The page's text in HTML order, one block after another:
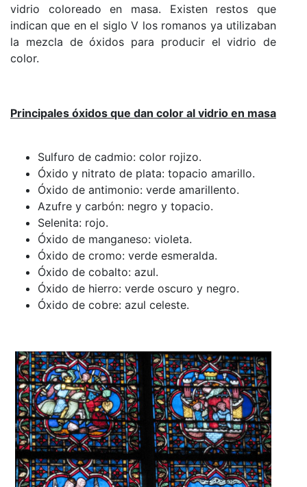
vidrio coloreado en masa. Existen restos que
indican que en el siglo V los romanos ya utilizaban
la mezcla de óxidos para producir el vidrio de
color.
Principales óxidos que dan color al vidrio en masa
Sulfuro de cadmio: color rojizo.
Óxido y nitrato de plata: topacio amarillo.
Óxido de antimonio: verde amarillento.
Azufre y carbón: negro y topacio.
Selenita: rojo.
Óxido de manganeso: violeta.
Óxido de cromo: verde esmeralda.
Óxido de cobalto: azul.
Óxido de hierro: verde oscuro y negro.
Óxido de cobre: azul celeste.